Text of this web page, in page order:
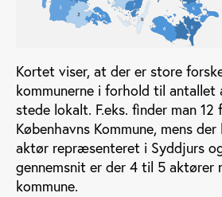
Kortet viser, at der er store
kommunerne i forhold til antallet
stede lokalt. F.eks. finder man
Københavns Kommune, mens
aktør repræsenteret i Syddjurs
gennemsnit er der 4 til 5 aktører
kommune.